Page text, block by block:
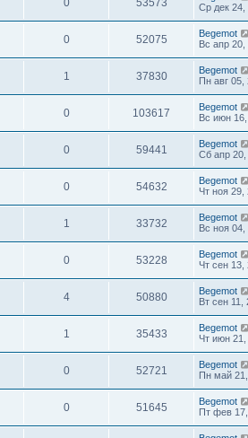
0 53573
Ср дек 24,
0 52075
Begemot
Вс апр 20,
1 37830
Begemot
Пн авг 05,
0 103617
Begemot
Вс июн
0 59441
Begemot
Сб апр 20,
0 54632
Begemot
Чт ноя 29,
1 33732
Begemot
Вс ноя 04,
0 53228
Begemot
Чт сен 13,
4 50880
Begemot
Вт сен 11,
1 35433
Begemot
Чт июн 21,
0 52721
Begemot
Пн май
0 51645
Begemot
Пт фев